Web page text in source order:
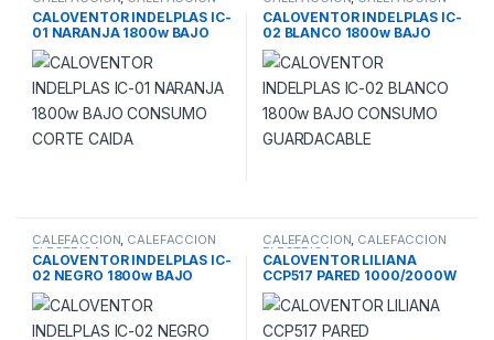
ELECTRICA
CALOVENTOR INDELPLAS IC-
01 NARANJA 1800w BAJO
CONSUMO CORTE CAIDA
ELECTRICA
CALOVENTOR INDELPLAS IC-
02 BLANCO 1800w BAJO
CONSUMO GUARDACABLE
CALEFACCION, CALEFACCION
ELECTRICA
CALOVENTOR INDELPLAS IC-
02 NEGRO 1800w BAJO
CONSUMO GUARDACABLE
CALEFACCION, CALEFACCION
ELECTRICA
CALOVENTOR LILIANA
CCP517 PARED 1000/2000W
C/REMOTO